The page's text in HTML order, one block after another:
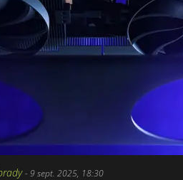
-9 sept. 2025, 18:30